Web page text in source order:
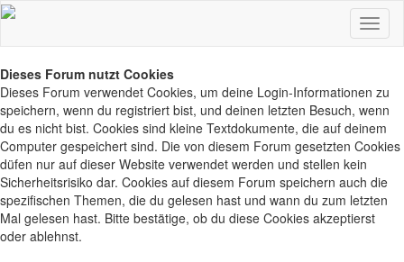
Dieses Forum nutzt Cookies
Dieses Forum verwendet Cookies, um deine Login-Informationen zu
speichern, wenn du registriert bist, und deinen letzten Besuch, wenn
du es nicht bist. Cookies sind kleine Textdokumente, die auf deinem
Computer gespeichert sind. Die von diesem Forum gesetzten Cookies
düfen nur auf dieser Website verwendet werden und stellen kein
Sicherheitsrisiko dar. Cookies auf diesem Forum speichern auch die
spezifischen Themen, die du gelesen hast und wann du zum letzten
Mal gelesen hast. Bitte bestätige, ob du diese Cookies akzeptierst
oder ablehnst.